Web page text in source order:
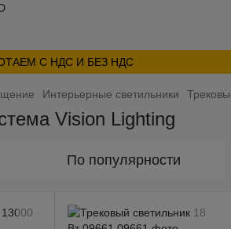
С НДС И БЕЗ НДС
Интерьерные светильники
Vision Lighting
По популярности